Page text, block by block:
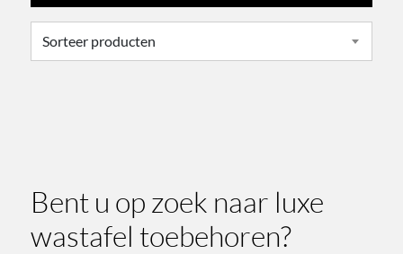
Bent u op zoek naar luxe
wastafel toebehoren?